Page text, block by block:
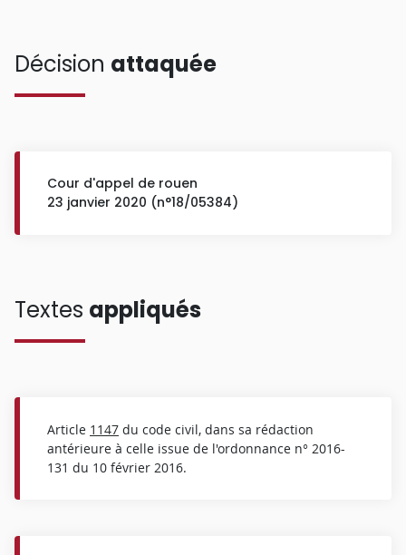
Décision attaquée
Cour d'appel de rouen
23 janvier 2020 (n°18/05384)
Textes appliqués
Article 1147 du code civil, dans sa rédaction
antérieure à celle issue de l'ordonnance n° 2016-
131 du 10 février 2016.